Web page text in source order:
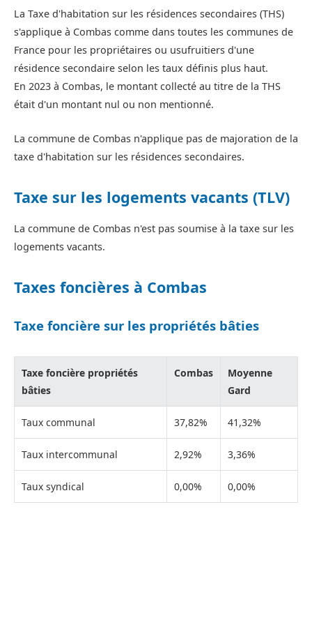
La Taxe d'habitation sur les résidences secondaires (THS)
s'applique à Combas comme dans toutes les communes de
France pour les propriétaires ou usufruitiers d'une
résidence secondaire selon les taux définis plus haut.
En 2023 à Combas, le montant collecté au titre de la THS
était d'un montant nul ou non mentionné.
La commune de Combas n'applique pas de majoration de la
taxe d'habitation sur les résidences secondaires.
Taxe sur les logements vacants (TLV)
La commune de Combas n'est pas soumise à la taxe sur les
logements vacants.
Taxes foncières à Combas
Taxe foncière sur les propriétés bâties
Taxe foncière propriétés
bâties
Combas
Moyenne
Gard
Taux communal 37,82% 41,32%
Taux intercommunal 2,92% 3,36%
Taux syndical 0,00% 0,00%